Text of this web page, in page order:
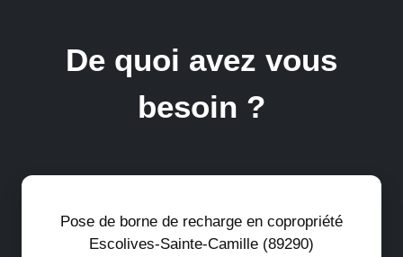
De quoi avez vous
besoin ?
Pose de borne de recharge en copropriété
Escolives-Sainte-Camille (89290)